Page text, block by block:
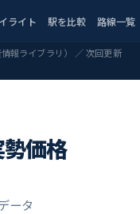
ライト 駅を比較 路線一覧
報ライブラリ） ／ 次回更新
価格
ータ